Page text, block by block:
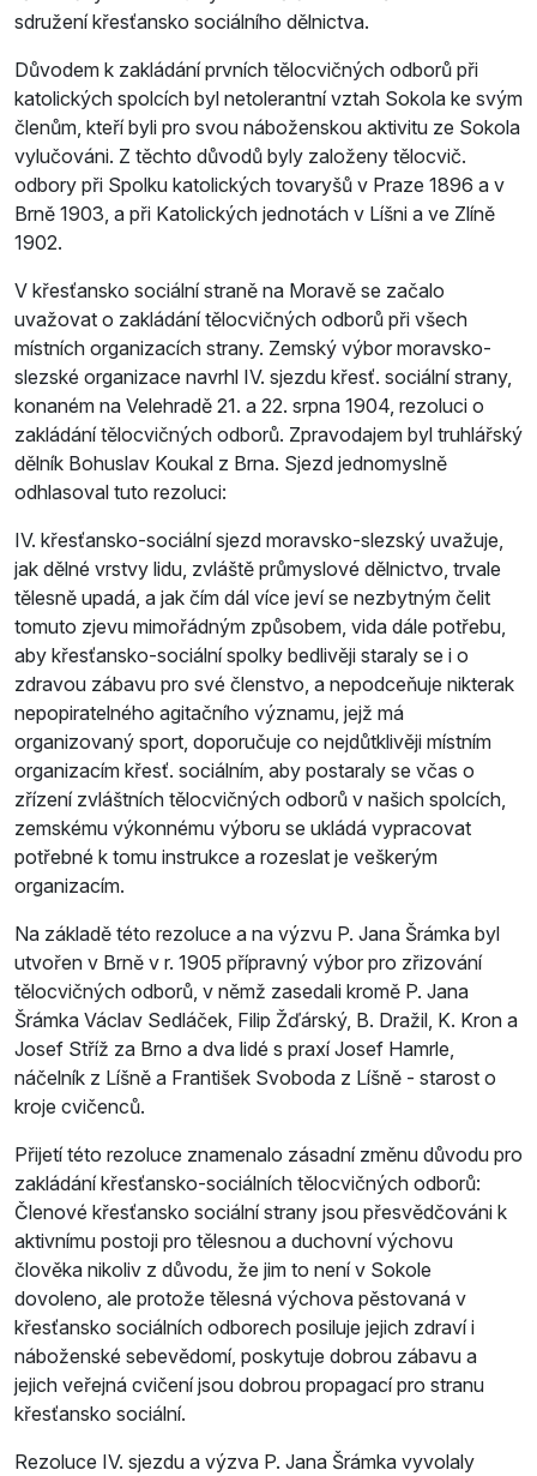
sdružení křesťansko sociálního dělnictva.
Důvodem k zakládání prvních tělocvičných odborů při
katolických spolcích byl netolerantní vztah Sokola ke svým
členům, kteří byli pro svou náboženskou aktivitu ze Sokola
vylučováni. Z těchto důvodů byly založeny tělocvič.
odbory při Spolku katolických tovaryšů v Praze 1896 a v
Brně 1903, a při Katolických jednotách v Líšni a ve Zlíně
1902.
V křesťansko sociální straně na Moravě se začalo
uvažovat o zakládání tělocvičných odborů při všech
místních organizacích strany. Zemský výbor moravsko-
slezské organizace navrhl IV. sjezdu křesť. sociální strany,
konaném na Velehradě 21. a 22. srpna 1904, rezoluci o
zakládání tělocvičných odborů. Zpravodajem byl truhlářský
dělník Bohuslav Koukal z Brna. Sjezd jednomyslně
odhlasoval tuto rezoluci:
IV. křesťansko-sociální sjezd moravsko-slezský uvažuje,
jak dělné vrstvy lidu, zvláště průmyslové dělnictvo, trvale
tělesně upadá, a jak čím dál více jeví se nezbytným čelit
tomuto zjevu mimořádným způsobem, vida dále potřebu,
aby křesťansko-sociální spolky bedlivěji staraly se i o
zdravou zábavu pro své členstvo, a nepodceňuje nikterak
nepopiratelného agitačního významu, jejž má
organizovaný sport, doporučuje co nejdůtklivěji místním
organizacím křesť. sociálním, aby postaraly se včas o
zřízení zvláštních tělocvičných odborů v našich spolcích,
zemskému výkonnému výboru se ukládá vypracovat
potřebné k tomu instrukce a rozeslat je veškerým
organizacím.
Na základě této rezoluce a na výzvu P. Jana Šrámka byl
utvořen v Brně v r. 1905 přípravný výbor pro zřizování
tělocvičných odborů, v němž zasedali kromě P. Jana
Šrámka Václav Sedláček, Filip Žďárský, B. Dražil, K. Kron a
Josef Stříž za Brno a dva lidé s praxí Josef Hamrle,
náčelník z Líšně a František Svoboda z Líšně - starost o
kroje cvičenců.
Přijetí této rezoluce znamenalo zásadní změnu důvodu pro
zakládání křesťansko-sociálních tělocvičných odborů:
Členové křesťansko sociální strany jsou přesvědčováni k
aktivnímu postoji pro tělesnou a duchovní výchovu
člověka nikoliv z důvodu, že jim to není v Sokole
dovoleno, ale protože tělesná výchova pěstovaná v
křesťansko sociálních odborech posiluje jejich zdraví i
náboženské sebevědomí, poskytuje dobrou zábavu a
jejich veřejná cvičení jsou dobrou propagací pro stranu
křesťansko sociální.
Rezoluce IV. sjezdu a výzva P. Jana Šrámka vyvolaly